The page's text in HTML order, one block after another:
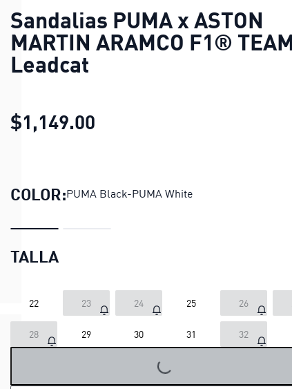
Sandalias PUMA x ASTON
MARTIN ARAMCO F1®
Leadcat
$1,149.00
COLOR:PUMA Black-PUMA White
TALLA
22 23 24 25 26
28 29 30 31 32
LOADING...